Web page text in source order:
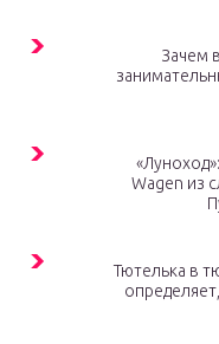
Зачем
Wagen из
Тютелька в